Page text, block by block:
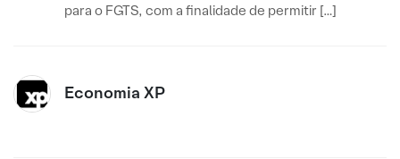
para o FGTS, com a finalidade de permitir […]
Economia XP